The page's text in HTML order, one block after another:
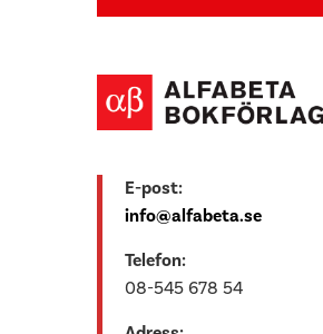
E-post:
info@alfabeta.se
Telefon:
08-545 678 54